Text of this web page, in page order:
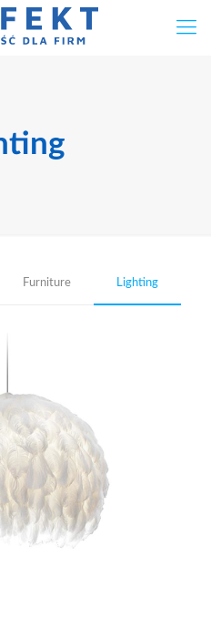
Furniture Lighting